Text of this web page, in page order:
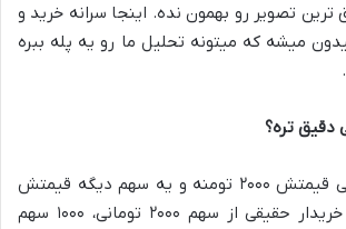
تصویر رو بهمون نده. اینجا سرانه خرید و
میشه که میتونه تحلیل ما رو یه پله ببره
دقیق تره؟
فرض کنین یه سهمی قیمتش ۲۰۰۰ تومنه و یه سهم دیگه قیمتش
۲۰۰ تومنه. اگه یه خریدار حقیقی از سهم ۲۰۰۰ تومانی، ۱۰۰۰ سهم